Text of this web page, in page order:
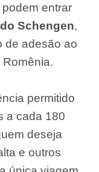
entrar
Schengen,
de adesão ao
permitido
a cada 180
deseja
e outros